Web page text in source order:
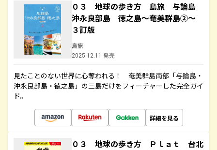
０３ 地球の歩き方 島旅 与論島
沖永良部島 徳之島～奄美群島②～
３訂版
島旅
2025.12.11 発売
見たことのない世界に心奪われる！ 奄美群島南部「与論島・
沖永良部島・徳之島」の三島だけをフィーチャーした完全ガイ
ド。
詳細を見る
０３ 地球の歩き方 Ｐｌａｔ 台北